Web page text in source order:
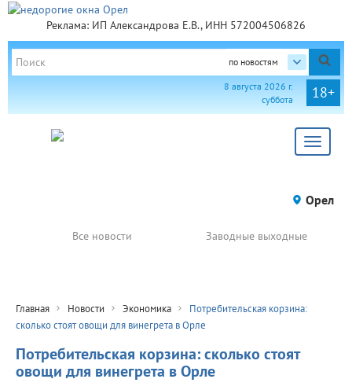
Реклама: ИП Александрова Е.В., ИНН 572004506826
по новостям
18+
8 августа 2026 г.
суббота
Toggle
Орел
Все новости Заводные выходные
Главная Новости Экономика
Потребительская корзина:
сколько стоят овощи для винегрета в Орле
Потребительская корзина: сколько стоят
овощи для винегрета в Орле